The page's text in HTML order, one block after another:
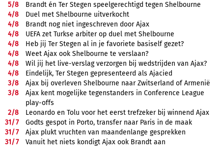
5/8
Brandt én Ter Stegen speelgerechtigd tegen Shelbourne
4/8
Duel met Shelbourne uitverkocht
4/8
Brandt nog niet ingeschreven door Ajax
4/8
UEFA zet Turkse arbiter op duel met Shelbourne
4/8
Heb jij Ter Stegen al in je favoriete basiself gezet?
4/8
Weet Ajax ook Shelbourne te verslaan?
4/8
Wil jij het live-verslag verzorgen bij wedstrijden van Ajax?
4/8
Eindelijk, Ter Stegen gepresenteerd als Ajacied
3/8
Ajax bij overleven Shelbourne naar Zwitserland of Armenië
3/8
Ajax kent mogelijke tegenstanders in Conference League
play-offs
2/8
Leonardo en Tolu voor het eerst trefzeker bij winnend Ajax
31/7
Godts gespot in Porto, transfer naar Paris in de maak
31/7
Ajax plukt vruchten van maandenlange gesprekken
31/7 Vanuit het niets kondigt Ajax ook Brandt aan